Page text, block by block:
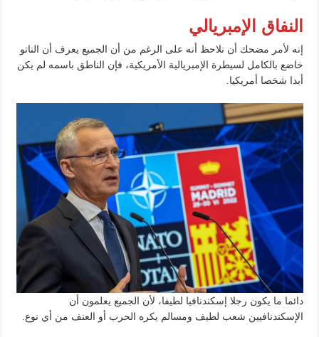
النفاق الإمبريالي
إنه لأمر مضحك أن نلاحظ أنه على الرغم من أن الجميع يعرف أن الناتو
خاضع بالكامل لسيطرة الإمبريالية الأمريكية، فإن الناطق باسمه لم يكن
أبدا شخصا أمريكيا.
دائما ما يكون رجلا إسكندنافيا لطيفا، لأن الجميع يعلمون أن
الإسكندنافيين شعب لطيف ومسالم يكره الحرب أو العنف من أي نوع.